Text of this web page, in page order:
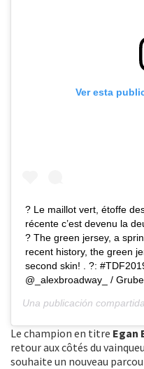
Ver esta
? Le maillot vert, étoffe
récente c’est devenu la
? The green jersey, a
recent history, the green
second skin! . ?:
@_alexbroadway_ /
Una publicación
Le champion en titre Egan
retour aux côtés du
souhaite un nouveau